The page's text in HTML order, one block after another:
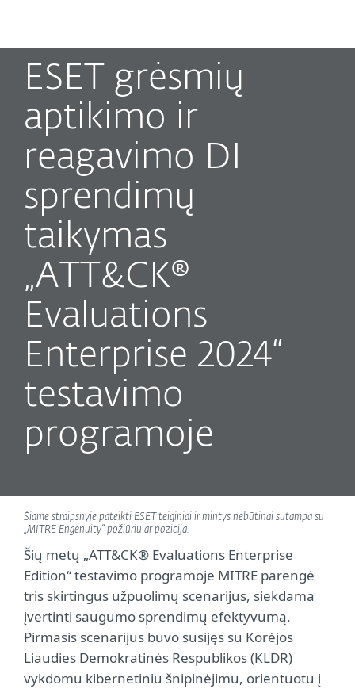
ESET grėsmių
aptikimo ir
reagavimo DI
sprendimų
taikymas
„ATT&CK®
Evaluations
Enterprise 2024“
testavimo
programoje
Šiame straipsnyje pateikti ESET teiginiai ir mintys nebūtinai sutampa su
„MITRE Engenuity“ požiūriu ar pozicija.
Šių metų „ATT&CK® Evaluations Enterprise
Edition“ testavimo programoje MITRE parengė
tris skirtingus užpuolimų scenarijus, siekdama
įvertinti saugumo sprendimų efektyvumą.
Pirmasis scenarijus buvo susijęs su Korėjos
Liaudies Demokratinės Respublikos (KLDR)
vykdomu kibernetiniu šnipinėjimu, orientuotu į